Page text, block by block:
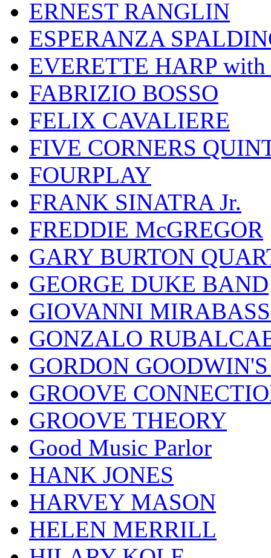
ERNEST RANGLIN
ESPERANZA
EVERETTE HARP
FABRIZIO BOSSO
FELIX CAVALIERE
FIVE CORNERS
FOURPLAY
FRANK SINATRA Jr.
FREDDIE McGREGOR
GARY BURTON
GEORGE DUKE BAND
GIOVANNI
GONZALO
GORDON
GROOVE
GROOVE THEORY
Good Music Parlor
HANK JONES
HARVEY MASON
HELEN MERRILL